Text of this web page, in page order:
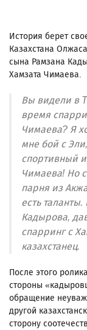
История берет
Казахстана
сына Рамзана
Хамзата Чимаева.
Вы видели в
время
Чимаева? Я
мне бой с
спортивный
Чимаева! Но
парня из
есть
Кадырова,
спарринг с
казахстанец.
После этого
стороны
обращение
другой
сторону